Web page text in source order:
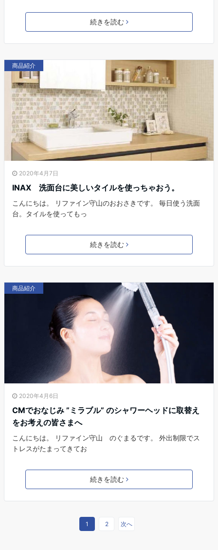
続きを読む
商品紹介
2020年4月7日
INAX 洗面台に美しいタイルを使っちゃおう。
こんにちは。 リファイン守山のおおさきです。 毎日使う洗面
台。タイルを使ってもっ
続きを読む
商品紹介
2020年4月6日
CMでおなじみ ”ミラブル” のシャワーヘッドに取替え
をお考えの皆さまへ
こんにちは。 リファイン守山 のぐまるです。 外出制限でス
トレスがたまってきてお
続きを読む
1 2 次へ